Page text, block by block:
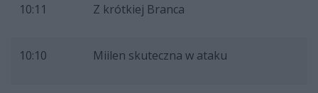
10:11 Z krótkiej Branca
10:10 Miilen skuteczna w ataku